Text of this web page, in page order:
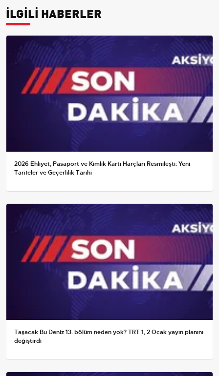
İLGİLİ HABERLER
2026 Ehliyet, Pasaport ve Kimlik Kartı Harçları Resmileşti: Yeni
Tarifeler ve Geçerlilik Tarihi
Taşacak Bu Deniz 13. bölüm neden yok? TRT 1, 2 Ocak yayın planını
değiştirdi